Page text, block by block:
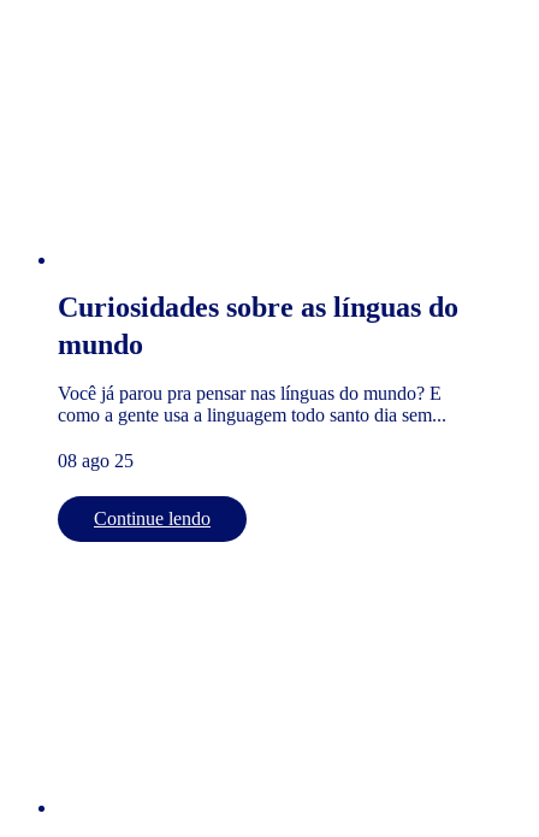
Curiosidades sobre as línguas do
mundo
Você já parou pra pensar nas línguas do mundo? E
como a gente usa a linguagem todo santo dia sem...
08 ago 25
Continue lendo